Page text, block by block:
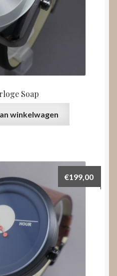
Soap
winkelwagen
€199,00